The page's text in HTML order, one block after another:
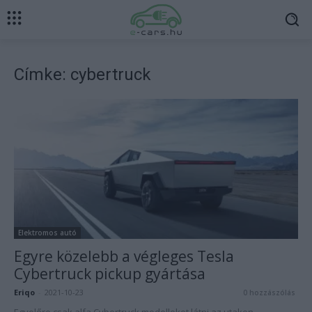
Címke: cybertruck
Elektromos autó
Egyre közelebb a végleges Tesla
Cybertruck pickup gyártása
Eriqo 2021-10-23 0 hozzászólás